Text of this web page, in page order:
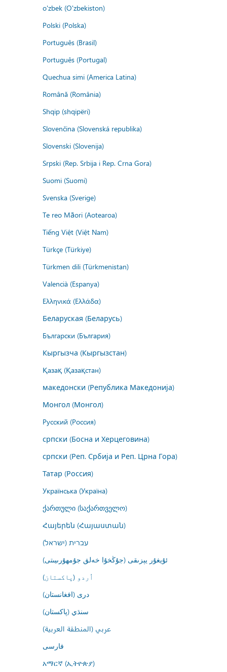
o'zbek (O'zbekiston)
Polski (Polska)
Português (Brasil)
Português (Portugal)
Quechua simi (America Latina)
Română (România)
Shqip (shqipëri)
Slovenčina (Slovenská republika)
Slovenski (Slovenija)
Srpski (Rep. Srbija i Rep. Crna Gora)
Suomi (Suomi)
Svenska (Sverige)
Te reo Māori (Aotearoa)
Tiếng Việt (Việt Nam)
Türkçe (Türkiye)
Türkmen dili (Türkmenistan)
Valencià (Espanya)
Ελληνικά (Ελλάδα)
Беларуская (Беларусь)
Български (България)
Кыргызча (Кыргызстан)
Қазақ (Қазақстан)
македонски (Република Македонија)
Монгол (Монгол)
Русский (Россия)
српски (Босна и Херцеговина)
српски (Реп. Србија и Реп. Црна Гора)
Татар (Россия)
Українська (Україна)
ქართული (საქართველო)
Հայերեն (Հայաստան)
עברית (ישראל)
ئۇيغۇر يېزىقى (جۇڭخۇا خەلق جۇمھۇرىيىتى)
اُردو (پاکستان)
درى (افغانستان)
سنڌي (پاکستان)
عربي (المنطقة العربية)
فارسى
አማርኛ (ኢትዮጵያ)